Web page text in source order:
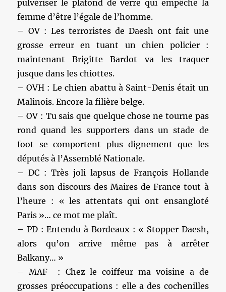
pulvériser le plafond de verre qui empêche la
femme d’être l’égale de l’homme.
– OV : Les terroristes de Daesh ont fait une
grosse erreur en tuant un chien policier :
maintenant Brigitte Bardot va les traquer
jusque dans les chiottes.
– OVH : Le chien abattu à Saint-Denis était un
Malinois. Encore la filière belge.
– OV : Tu sais que quelque chose ne tourne pas
rond quand les supporters dans un stade de
foot se comportent plus dignement que les
députés à l’Assemblé Nationale.
– DC : Très joli lapsus de François Hollande
dans son discours des Maires de France tout à
l’heure : « les attentats qui ont ensangloté
Paris »… ce mot me plaît.
– PD : Entendu à Bordeaux : « Stopper Daesh,
alors qu’on arrive même pas à arrêter
Balkany… »
– MAF : Chez le coiffeur ma voisine a de
grosses préoccupations : elle a des cochenilles